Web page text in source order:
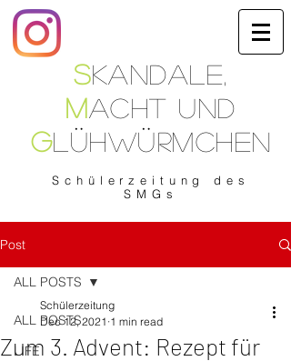
Skandale
Macht und
Glühwürmchen
Schülerzeitung
des
SMGs
Post
ALL POSTS
LIFE
ALL POSTS
Zum 3. Advent: Rezept für
Schülerzeitung
Dec 12, 2021 1 min read